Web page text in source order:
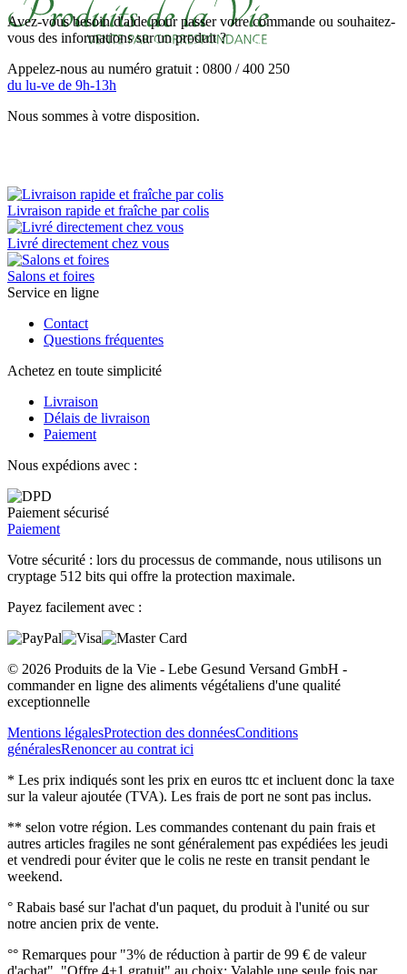
Avez-vous besoin d'aide pour passer votre commande ou souhaitez-
vous des informations sur un produit ?
Appelez-nous au numéro gratuit : 0800 / 400 250
du lu-ve de 9h-13h
Nous sommes à votre disposition.
Livraison rapide et fraîche par colis
Livré directement chez vous
Salons et foires
Service en ligne
Contact
Questions fréquentes
Achetez en toute simplicité
Livraison
Délais de livraison
Paiement
Nous expédions avec :
Paiement sécurisé
Paiement
Votre sécurité : lors du processus de commande, nous utilisons un
cryptage 512 bits qui offre la protection maximale.
Payez facilement avec :
© 2026 Produits de la Vie - Lebe Gesund Versand GmbH -
commander en ligne des aliments végétaliens d'une qualité
exceptionnelle
Mentions légalesProtection des donnéesConditions
généralesRenoncer au contrat ici
* Les prix indiqués sont les prix en euros ttc et incluent donc la taxe
sur la valeur ajoutée (TVA). Les frais de port ne sont pas inclus.
** selon votre région. Les commandes contenant du pain frais et
autres articles fragiles ne sont généralement pas expédiées les jeudi
et vendredi pour éviter que le colis ne reste en transit pendant le
weekend.
° Rabais basé sur l'achat d'un paquet, du produit à l'unité ou sur
notre ancien prix de vente.
°° Remarques pour "3% de réduction à partir de 99 € de valeur
d'achat", "Offre 4+1 gratuit" au choix: Valable une seule fois par